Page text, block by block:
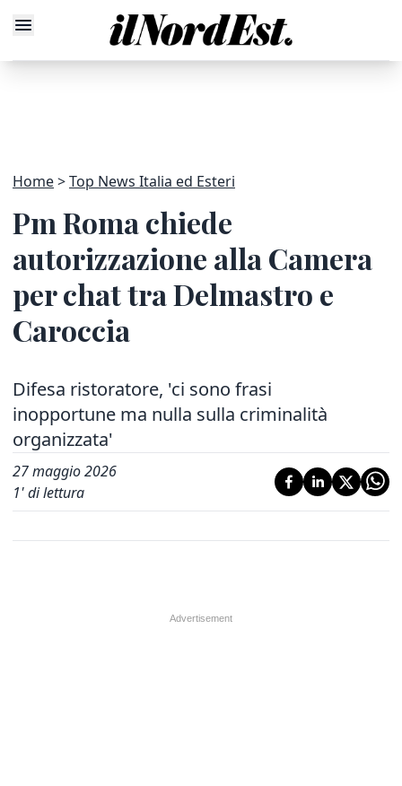
Home Top News Italia ed Esteri
Pm Roma chiede
autorizzazione alla Camera
per chat tra Delmastro e
Caroccia
Difesa ristoratore, 'ci sono frasi
inopportune ma nulla sulla criminalità
organizzata'
27 maggio 2026
1' di lettura